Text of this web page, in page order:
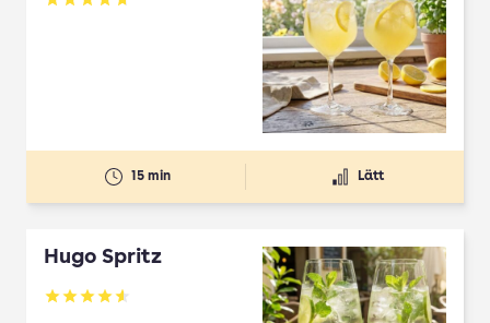
Betyg: 4.7 av 5
15 min Lätt
Hugo Spritz
Betyg: 4.61 av 5